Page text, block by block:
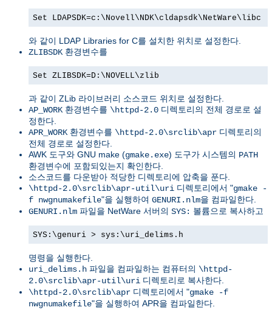
Set LDAPSDK=c:\Novell\NDK\cldapsdk\NetWare\libc
와 같이 LDAP Libraries for C를 설치한 위치로 설정한다.
ZLIBSDK 환경변수를
Set ZLIBSDK=D:\NOVELL\zlib
과 같이 ZLib 라이브러리 소스코드 위치로 설정한다.
AP_WORK 환경변수를 \httpd-2.0 디렉토리의 전체 경로로 설
정한다.
APR_WORK 환경변수를 \httpd-2.0\srclib\apr 디렉토리의
전체 경로로 설정한다.
AWK 도구와 GNU make (gmake.exe) 도구가 시스템의 PATH
환경변수에 포함되있는지 확인한다.
소스코드를 다운받아 적당한 디렉토리에 압축을 푼다.
\httpd-2.0\srclib\apr-util\uri 디렉토리에서 "gmake -
f nwgnumakefile"을 실행하여 GENURI.nlm을 컴파일한다.
GENURI.nlm 파일을 NetWare 서버의 SYS: 볼륨으로 복사하고
SYS:\genuri > sys:\uri_delims.h
명령을 실행한다.
uri_delims.h 파일을 컴파일하는 컴퓨터의 \httpd-
2.0\srclib\apr-util\uri 디렉토리로 복사한다.
\httpd-2.0\srclib\apr 디렉토리에서 "gmake -f
nwgnumakefile"을 실행하여 APR을 컴파일한다.